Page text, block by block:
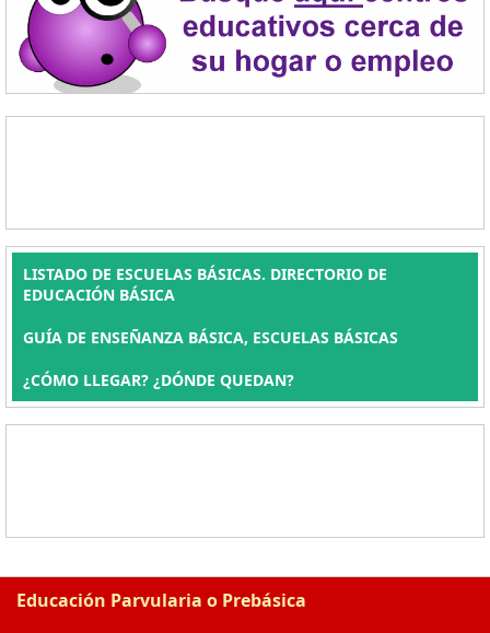
LISTADO DE ESCUELAS BÁSICAS. DIRECTORIO DE
EDUCACIÓN BÁSICA
GUÍA DE ENSEÑANZA BÁSICA, ESCUELAS BÁSICAS
¿CÓMO LLEGAR? ¿DÓNDE QUEDAN?
Educación Parvularia o Prebásica